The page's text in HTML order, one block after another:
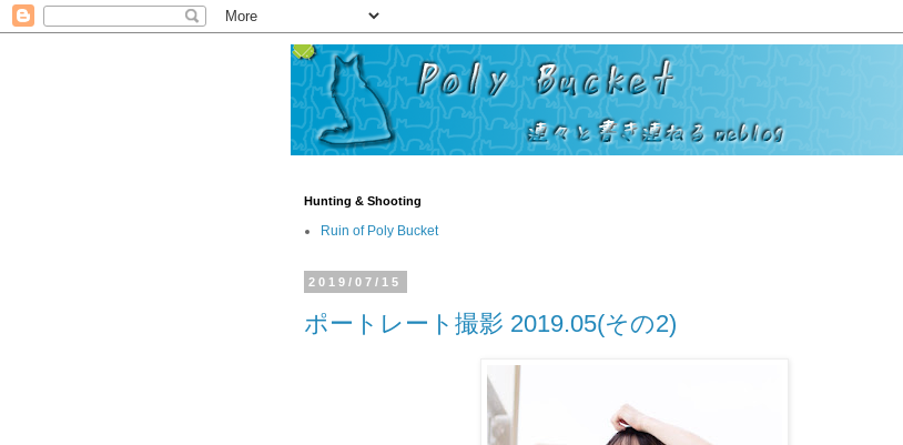
Hunting & Shooting
Ruin of Poly Bucket
2019/07/15
ポートレート撮影 2019.05(その2)